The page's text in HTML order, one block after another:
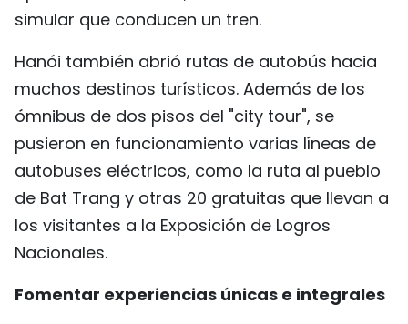
simular que conducen un tren.
Hanói también abrió rutas de autobús hacia
muchos destinos turísticos. Además de los
ómnibus de dos pisos del "city tour", se
pusieron en funcionamiento varias líneas de
autobuses eléctricos, como la ruta al pueblo
de Bat Trang y otras 20 gratuitas que llevan a
los visitantes a la Exposición de Logros
Nacionales.
Fomentar experiencias únicas e integrales